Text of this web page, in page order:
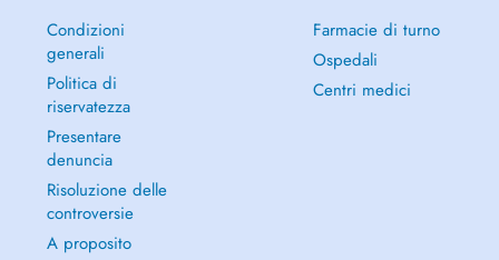
Condizioni
generali
Politica di
riservatezza
Presentare
denuncia
Risoluzione delle
controversie
A proposito
Farmacie di turno
Ospedali
Centri medici